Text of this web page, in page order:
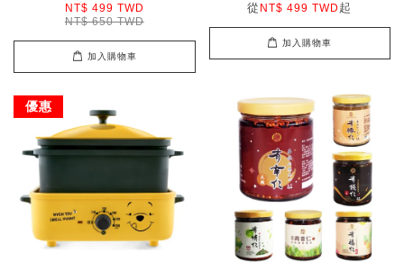
NT$ 499 TWD
NT$ 650 TWD
加入購物車
從 NT$ 499 TWD 起
加入購物車
優惠